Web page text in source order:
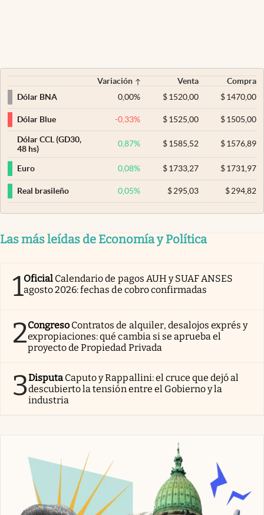
Variación Venta
Compra
Dólar BNA
0,00% $ 1520,00 $1470,00
Dólar Blue -0,33% $ 1525,00 $1505,00
Dólar CCL (GD30,
48 hs)
0,87% $ 1585,52 $1576,89
Euro 0,08% $ 1733,27 $1731,97
Real brasileño 0,05% $ 295,03 $294,82
Las más leídas de Economía y Política
1Oficial Calendario de pagos AUH y SUAF ANSES
agosto 2026: fechas de cobro confirmadas
2Congreso Contratos de alquiler, desalojos exprés y
expropiaciones: qué cambia si se aprueba el
proyecto de Propiedad Privada
3Disputa Caputo y Rappallini: el cruce que dejó al
descubierto la tensión entre el Gobierno y la
industria